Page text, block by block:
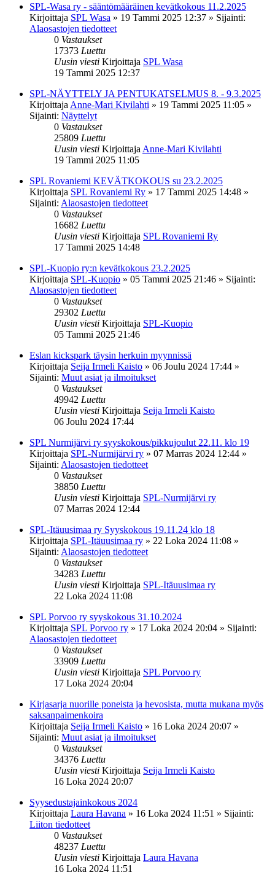
SPL-Wasa ry - sääntömääräinen kevätkokous 11.2.2025
Kirjoittaja SPL Wasa » 19 Tammi 2025 12:37 » Sijainti:
Alaosastojen tiedotteet
0 Vastaukset
17373 Luettu
Uusin viesti Kirjoittaja SPL Wasa
19 Tammi 2025 12:37
SPL-NÄYTTELY JA PENTUKATSELMUS 8. - 9.3.2025
Kirjoittaja Anne-Mari Kivilahti » 19 Tammi 2025 11:05 »
Sijainti: Näyttelyt
0 Vastaukset
25809 Luettu
Uusin viesti Kirjoittaja Anne-Mari Kivilahti
19 Tammi 2025 11:05
SPL Rovaniemi KEVÄTKOKOUS su 23.2.2025
Kirjoittaja SPL Rovaniemi Ry » 17 Tammi 2025 14:48 »
Sijainti: Alaosastojen tiedotteet
0 Vastaukset
16682 Luettu
Uusin viesti Kirjoittaja SPL Rovaniemi Ry
17 Tammi 2025 14:48
SPL-Kuopio ry:n kevätkokous 23.2.2025
Kirjoittaja SPL-Kuopio » 05 Tammi 2025 21:46 » Sijainti:
Alaosastojen tiedotteet
0 Vastaukset
29302 Luettu
Uusin viesti Kirjoittaja SPL-Kuopio
05 Tammi 2025 21:46
Eslan kickspark täysin herkuin myynnissä
Kirjoittaja Seija Irmeli Kaisto » 06 Joulu 2024 17:44 »
Sijainti: Muut asiat ja ilmoitukset
0 Vastaukset
49942 Luettu
Uusin viesti Kirjoittaja Seija Irmeli Kaisto
06 Joulu 2024 17:44
SPL Nurmijärvi ry syyskokous/pikkujoulut 22.11. klo 19
Kirjoittaja SPL-Nurmijärvi ry » 07 Marras 2024 12:44 »
Sijainti: Alaosastojen tiedotteet
0 Vastaukset
38850 Luettu
Uusin viesti Kirjoittaja SPL-Nurmijärvi ry
07 Marras 2024 12:44
SPL-Itäuusimaa ry Syyskokous 19.11.24 klo 18
Kirjoittaja SPL-Itäuusimaa ry » 22 Loka 2024 11:08 »
Sijainti: Alaosastojen tiedotteet
0 Vastaukset
34283 Luettu
Uusin viesti Kirjoittaja SPL-Itäuusimaa ry
22 Loka 2024 11:08
SPL Porvoo ry syyskokous 31.10.2024
Kirjoittaja SPL Porvoo ry » 17 Loka 2024 20:04 » Sijainti:
Alaosastojen tiedotteet
0 Vastaukset
33909 Luettu
Uusin viesti Kirjoittaja SPL Porvoo ry
17 Loka 2024 20:04
Kirjasarja nuorille poneista ja hevosista, mutta mukana myös
saksanpaimenkoira
Kirjoittaja Seija Irmeli Kaisto » 16 Loka 2024 20:07 »
Sijainti: Muut asiat ja ilmoitukset
0 Vastaukset
34376 Luettu
Uusin viesti Kirjoittaja Seija Irmeli Kaisto
16 Loka 2024 20:07
Syysedustajainkokous 2024
Kirjoittaja Laura Havana » 16 Loka 2024 11:51 » Sijainti:
Liiton tiedotteet
0 Vastaukset
48237 Luettu
Uusin viesti Kirjoittaja Laura Havana
16 Loka 2024 11:51